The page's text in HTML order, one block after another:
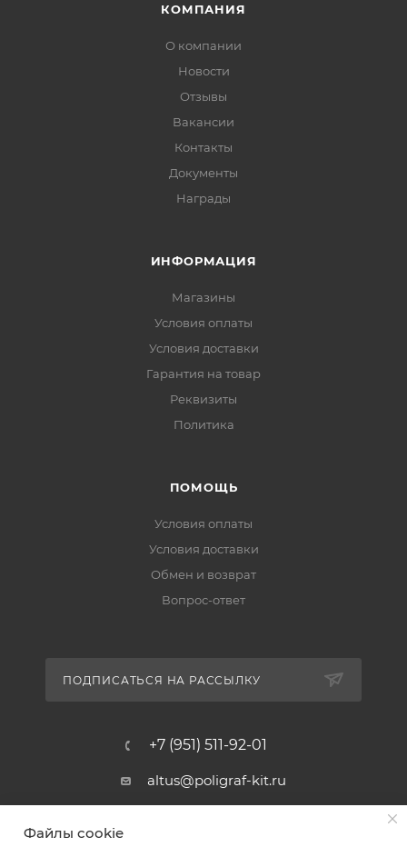
КОМПАНИЯ
О компании
Новости
Отзывы
Вакансии
Контакты
Документы
Награды
ИНФОРМАЦИЯ
Магазины
Условия оплаты
Условия доставки
Гарантия на товар
Реквизиты
Политика
ПОМОЩЬ
Условия оплаты
Условия доставки
Обмен и возврат
Вопрос-ответ
ПОДПИСАТЬСЯ НА РАССЫЛКУ
+7 (951) 511-92-01
altus@poligraf-kit.ru
Ростовская обл, Аксайский р-н,
Файлы cookie